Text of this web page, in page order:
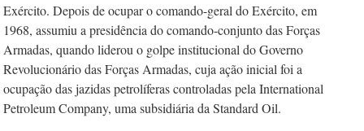
Exército. Depois de ocupar o comando-geral do Exército, em
1968, assumiu a presidência do comando-conjunto das Forças
Armadas, quando liderou o golpe institucional do Governo
Revolucionário das Forças Armadas, cuja ação inicial foi a
ocupação das jazidas petrolíferas controladas pela Internation­al
Petroleum Company, uma subsidiária da Standard Oil.